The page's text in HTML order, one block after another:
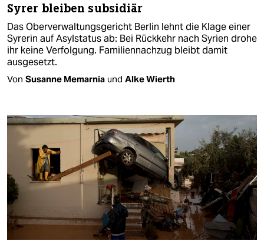
Syrer bleiben subsidiär
Das Oberverwaltungsgericht Berlin lehnt die Klage einer
Syrerin auf Asylstatus ab: Bei Rückkehr nach Syrien drohe
ihr keine Verfolgung. Familiennachzug bleibt damit
ausgesetzt.
Von Susanne Memarnia und Alke Wierth